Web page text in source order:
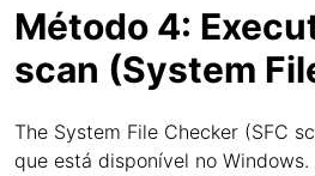
Método 4:
scan (System
The System File Checker (SFC
que está disponível no